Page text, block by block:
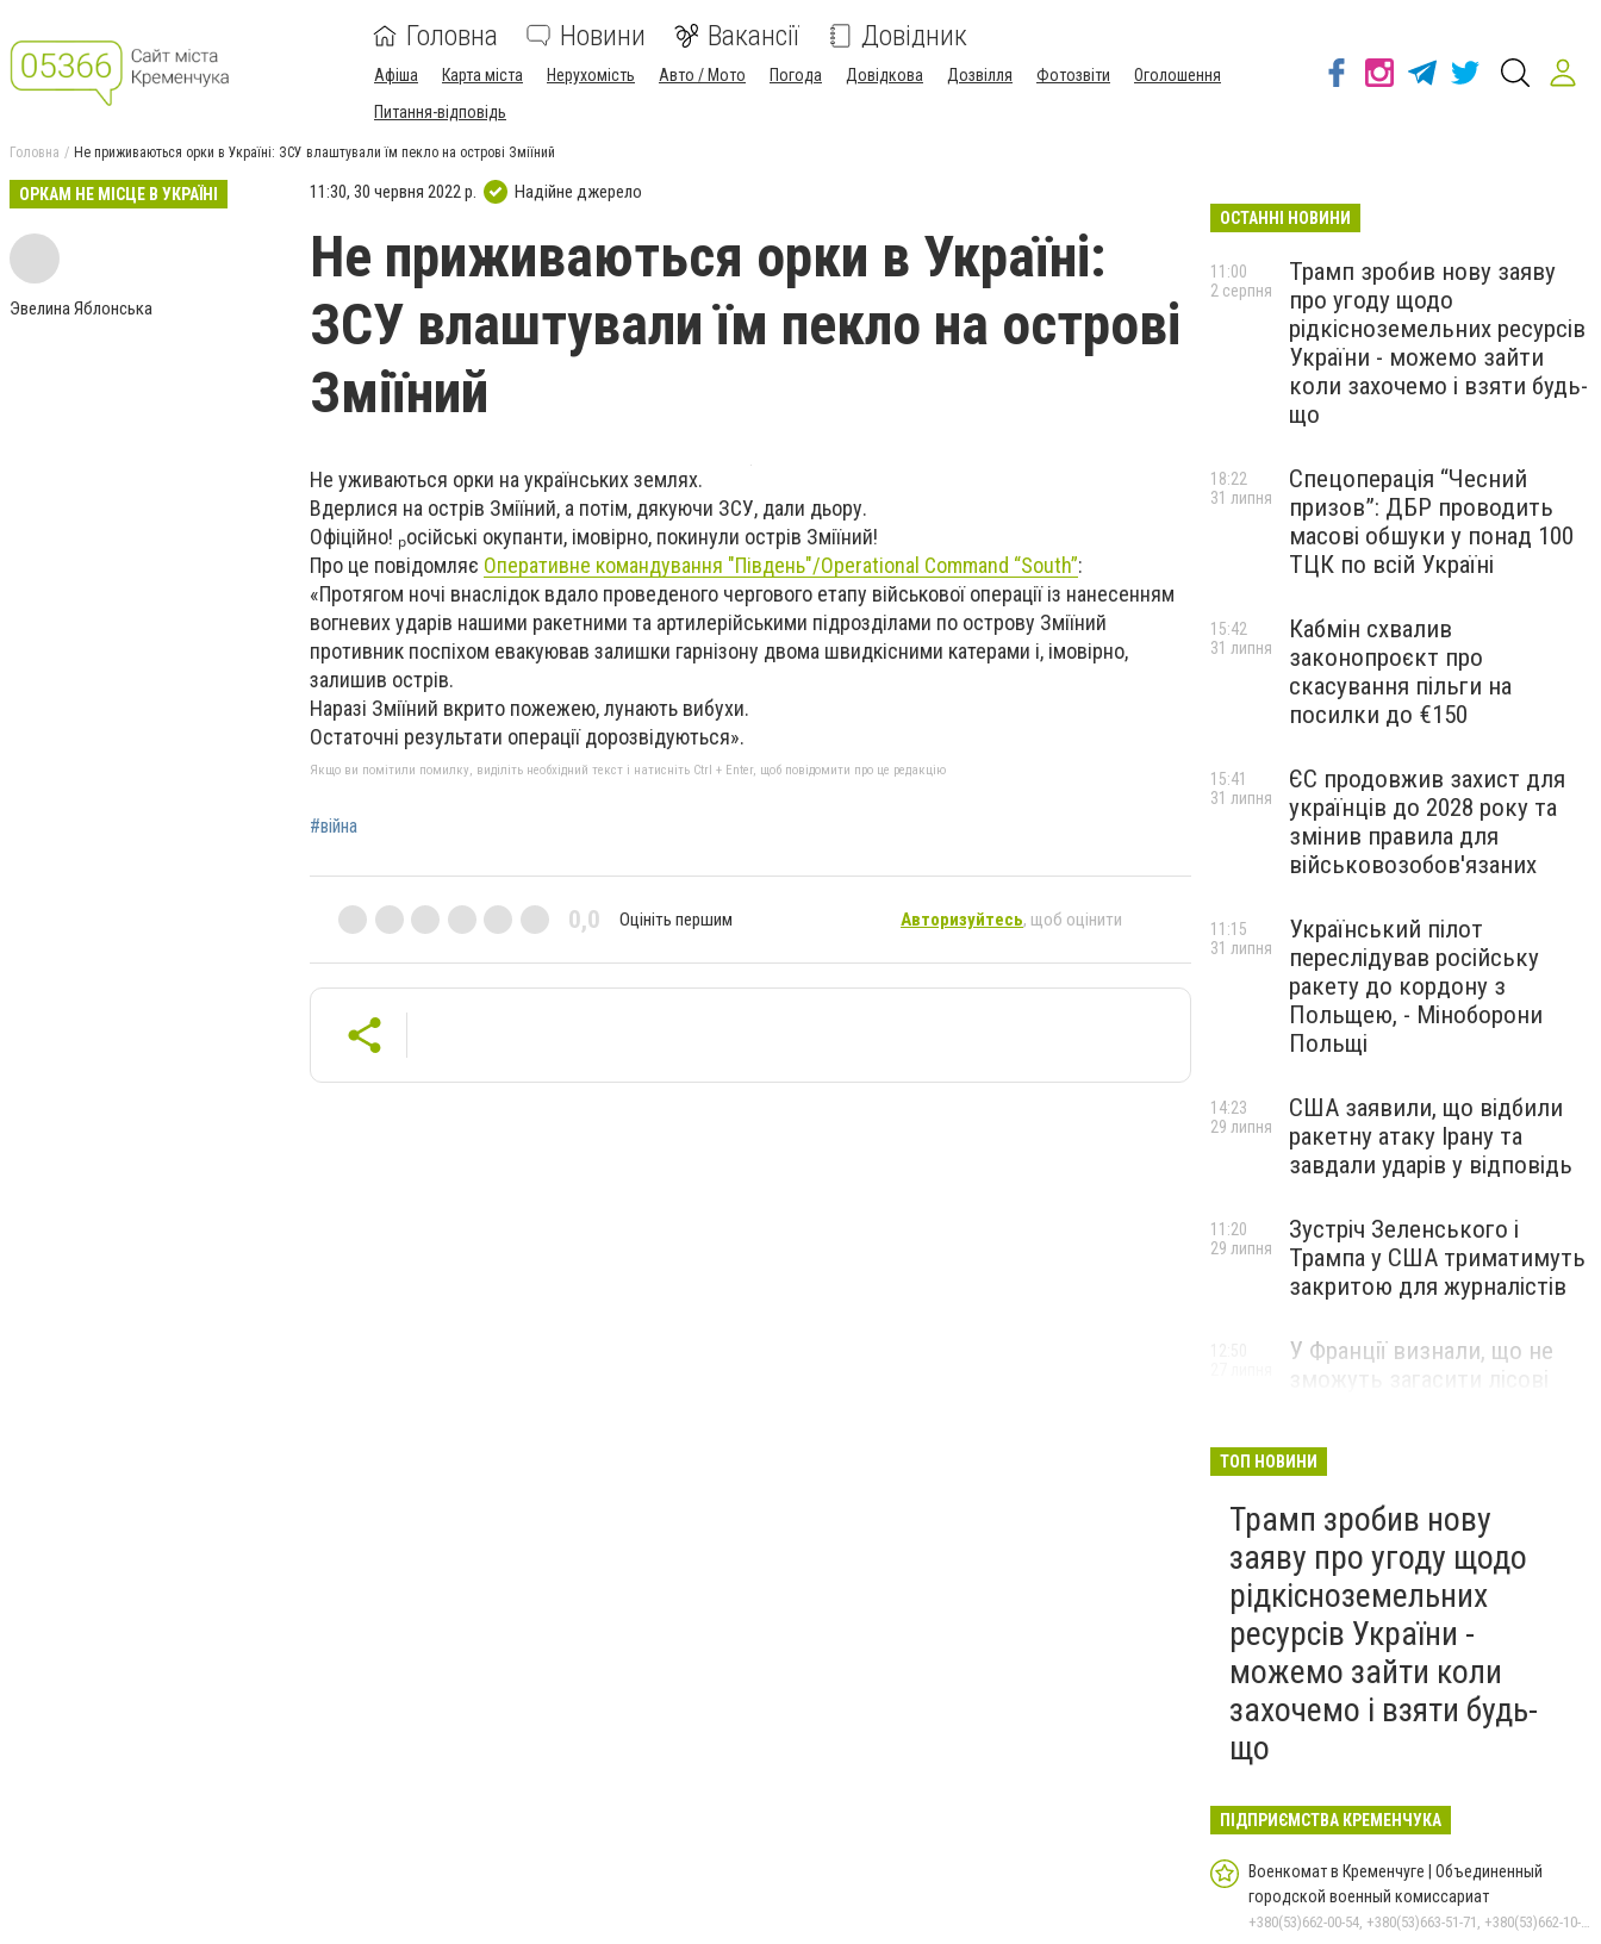
Головна Новини Вакансії Довідник
Афіша Карта міста Нерухомість Авто / Мото Погода Довідкова Дозвілля Фотозвіти
Оголошення
Питання-відповідь
Головна Не приживаються орки в Україні: ЗСУ влаштували їм пекло на острові Зміїний
ОРКАМ НЕ МІСЦЕ В УКРАЇНІ
Эвелина Яблонська
11:30, 30 червня 2022 р. Надійне джерело
Не приживаються орки в Україні:
ЗСУ влаштували їм пекло на острові
Зміїний
Не уживаються орки на українських землях.
Вдерлися на острів Зміїний, а потім, дякуючи ЗСУ, дали дьору.
Офіційно! ₚосійські окупанти, імовірно, покинули острів Зміїний!
Про це повідомляє Оперативне командування "Південь"/Operational Command “South”:
«Протягом ночі внаслідок вдало проведеного чергового етапу військової операції із нанесенням
вогневих ударів нашими ракетними та артилерійськими підрозділами по острову Зміїний
противник поспіхом евакуював залишки гарнізону двома швидкісними катерами і, імовірно,
залишив острів.
Наразі Зміїний вкрито пожежею, лунають вибухи.
Остаточні результати операції дорозвідуються».
Якщо ви помітили помилку, виділіть необхідний текст і натисніть Ctrl + Enter, щоб повідомити про це редакцію
#війна
0,0 Оцініть першим Авторизуйтесь, щоб оцінити
ОСТАННІ НОВИНИ
Трамп зробив нову заяву
про угоду щодо
рідкісноземельних ресурсів
України - можемо зайти
коли захочемо і взяти будь-
що
11:00
2 серпня
Спецоперація “Чесний
призов”: ДБР проводить
масові обшуки у понад 100
ТЦК по всій Україні
18:22
31 липня
Кабмін схвалив
законопроєкт про
скасування пільги на
посилки до €150
15:42
31 липня
ЄС продовжив захист для
українців до 2028 року та
змінив правила для
військовозобов'язаних
15:41
31 липня
Український пілот
переслідував російську
ракету до кордону з
Польщею, - Міноборони
Польщі
11:15
31 липня
США заявили, що відбили
ракетну атаку Ірану та
завдали ударів у відповідь
14:23
29 липня
Зустріч Зеленського і
Трампа у США триматимуть
закритою для журналістів
11:20
29 липня
У Франції визнали, що не
ТОП НОВИНИ
Трамп зробив нову
заяву про угоду щодо
рідкісноземельних
ресурсів України -
можемо зайти коли
захочемо і взяти будь-
що
ПІДПРИЄМСТВА КРЕМЕНЧУКА
Военкомат в Кременчуге | Объединенный
городской военный комиссариат
+380(53)662-00-54, +380(53)663-51-71, +380(53)662-10-35